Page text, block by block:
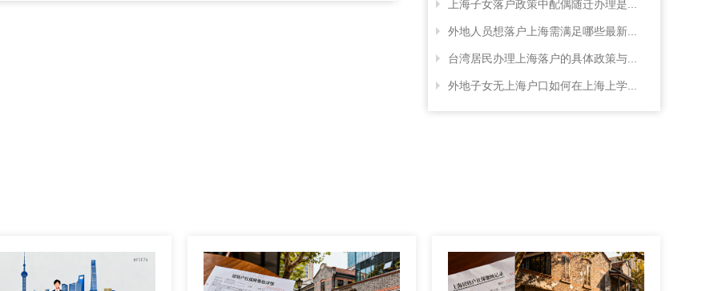
上海子女落户政策中配偶随迁办理是...
外地人员想落户上海需满足哪些最新...
台湾居民办理上海落户的具体政策与...
外地子女无上海户口如何在上海上学...